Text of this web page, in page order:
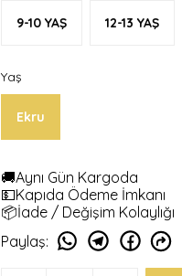
9-10 YAŞ 12-13 YAŞ
Yaş
Ekru
🚚Aynı Gün Kargoda
💵Kapıda Ödeme İmkanı
📦İade / Değişim Kolaylığı
Paylaş: